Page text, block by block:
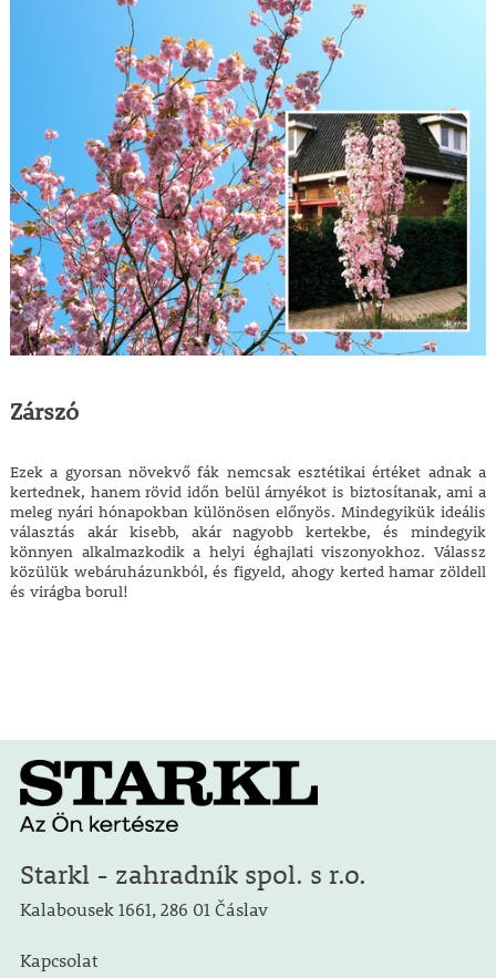
Zárszó
Ezek a gyorsan növekvő fák nemcsak esztétikai értéket adnak a
kertednek, hanem rövid időn belül árnyékot is biztosítanak, ami a
meleg nyári hónapokban különösen előnyös. Mindegyikük ideális
választás akár kisebb, akár nagyobb kertekbe, és mindegyik
könnyen alkalmazkodik a helyi éghajlati viszonyokhoz. Válassz
közülük webáruházunkból, és figyeld, ahogy kerted hamar zöldell
és virágba borul!
Starkl - zahradník spol. s r.o.
Kalabousek 1661, 286 01 Čáslav
Kapcsolat